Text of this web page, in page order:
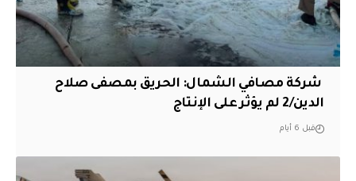
‏ شركة مصافي الشمال: الحريق بمصفى صلاح
الدين/2 لم يؤثر على الإنتاج
قبل 6 أيام